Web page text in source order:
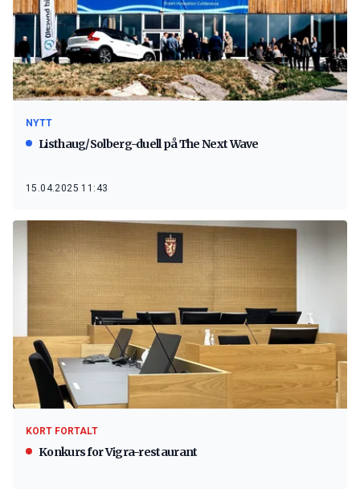
NYTT
Listhaug/Solberg-duell på The Next Wave
15.04.2025 11:43
KORT FORTALT
Konkurs for Vigra-restaurant